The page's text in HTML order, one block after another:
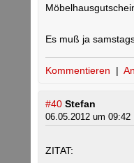
Es muß ja
Kommentieren |
#40 Stefan
06.05.2012 um 09:42
ZITAT: